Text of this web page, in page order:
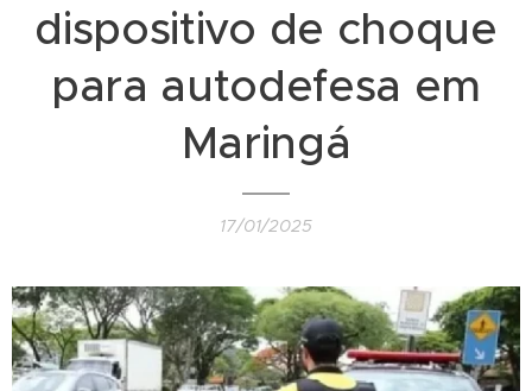
dispositivo de choque
para autodefesa em
Maringá
17/01/2025